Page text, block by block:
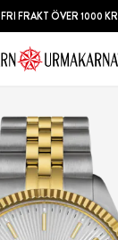
FRI FRAKT ÖVER 1000 KR